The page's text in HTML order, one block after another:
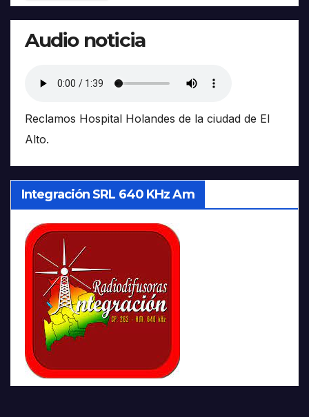
Audio noticia
Reclamos Hospital Holandes de la ciudad de El
Alto.
Integración SRL 640 KHz Am